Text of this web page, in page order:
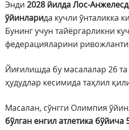
Энди 2028 йилда Лос-
ўйинларида кучли ўнталикка
Бунинг учун тайёргарликни
федерацияларини
Йиғилишда бу масалалар 26
ҳудудлар кесимида таҳлил
Масалан, сўнгги Олимпия
бўлган енгил атлетика бўйича